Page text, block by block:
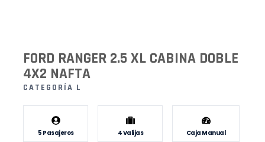
FORD RANGER 2.5 XL CABINA DOBLE
4X2 NAFTA
CATEGORÍA L
5 Pasajeros 4 Valijas Caja Manual